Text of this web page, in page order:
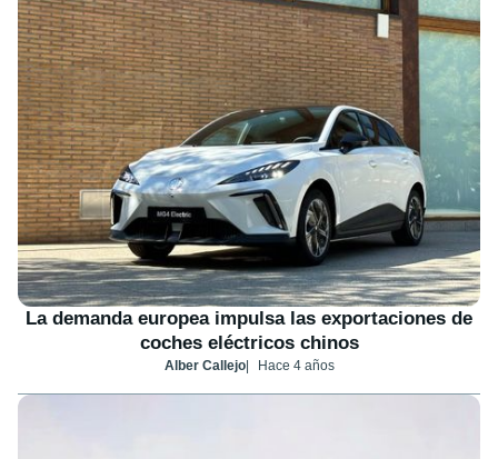
La demanda europea impulsa las exportaciones de
coches eléctricos chinos
Alber Callejo Hace 4 años